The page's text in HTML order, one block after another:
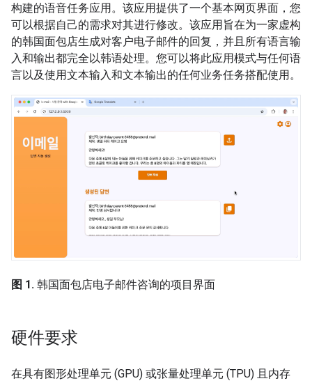
构建的语音任务应用。该应用提供了一个基本网页界面，您
可以根据自己的需求对其进行修改。该应用旨在为一家虚构
的韩国面包店生成对客户电子邮件的回复，并且所有语言输
入和输出都完全以韩语处理。您可以将此应用模式与任何语
言以及使用文本输入和文本输出的任何业务任务搭配使用。
图 1. 韩国面包店电子邮件咨询的项目界面
硬件要求
在具有图形处理单元 (GPU) 或张量处理单元 (TPU) 且内存